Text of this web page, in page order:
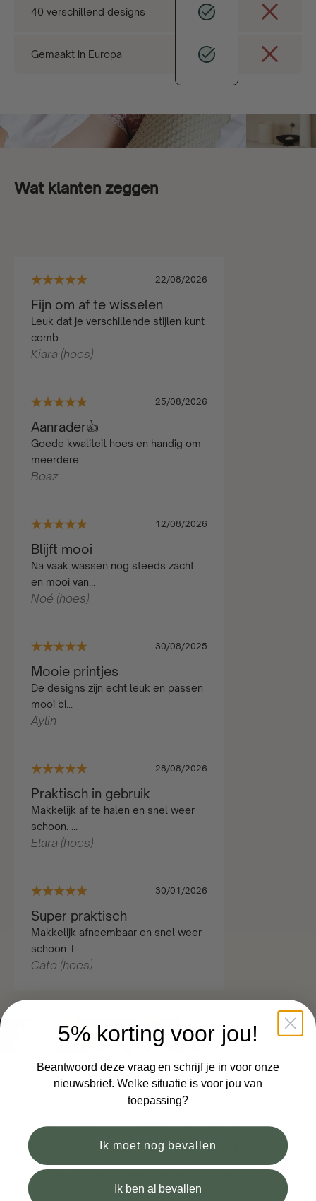
40 verschillend designs
Gemaakt in Europa
Wat klanten zeggen
22/08/2026
Fijn om af te wisselen
Leuk dat je verschillende stijlen kunt
comb...
Kiara (hoes)
25/08/2026
Aanrader👍
Goede kwaliteit hoes en handig om
meerdere ...
Boaz
12/08/2026
Blijft mooi
Na vaak wassen nog steeds zacht
en mooi van...
Noé (hoes)
30/08/2025
Mooie printjes
De designs zijn echt leuk en passen
mooi bi...
Aylin
28/08/2026
Praktisch in gebruik
Makkelijk af te halen en snel weer
schoon. ...
Elara (hoes)
30/01/2026
Super praktisch
Makkelijk afneembaar en snel weer
schoon. I...
Cato (hoes)
WAAROM EEN EXTRA VOEDINGSKUSSENHOES
Je gebruikt je Snoozzz voedingskussen of
zwangerschapskussen vaak iedere dag. Tijdens het
voeden. Tijdens het slapen. Op de bank. En soms
gebeurt er iets. Een beetje melk. Een spuugje. Een
5% korting voor jou!
Beantwoord deze vraag en schrijf je in voor onze
nieuwsbrief. Welke situatie is voor jou van
toepassing?
Ik moet nog bevallen
Ik ben al bevallen